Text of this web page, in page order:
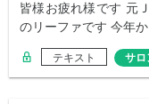
皆様お疲れ様です 元
のリーファです 今年
テキスト サロ